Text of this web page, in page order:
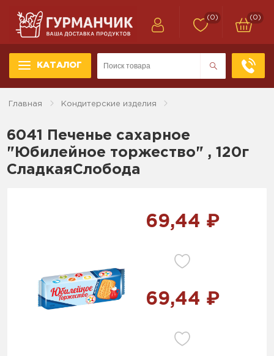
КАТАЛОГ
(0) (0)
Главная Кондитерские изделия
6041 Печенье сахарное
"Юбилейное торжество" , 120г
СладкаяСлобода
69,44 ₽
69,44 ₽